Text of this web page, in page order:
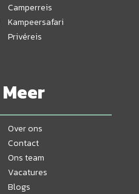
Camperreis
Kampeersafari
Privéreis
Meer
Over ons
Contact
Ons team
Vacatures
Blogs